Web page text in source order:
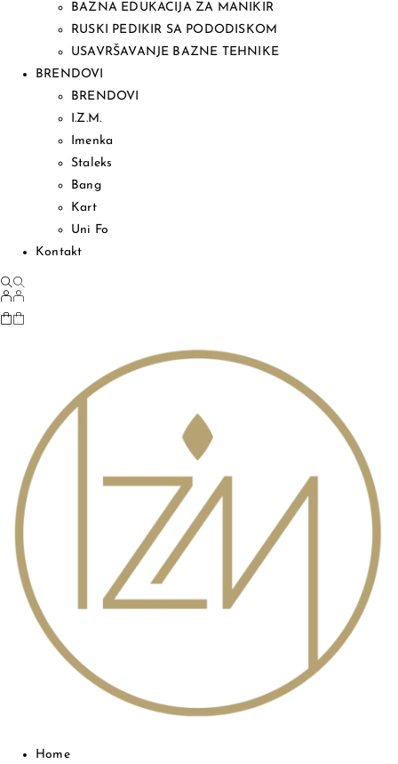
BAZNA EDUKACIJA ZA MANIKIR
RUSKI PEDIKIR SA PODODISKOM
USAVRŠAVANJE BAZNE TEHNIKE
BRENDOVI
BRENDOVI
I.Z.M.
Imenka
Staleks
Bang
Kart
Uni Fo
Kontakt
Home